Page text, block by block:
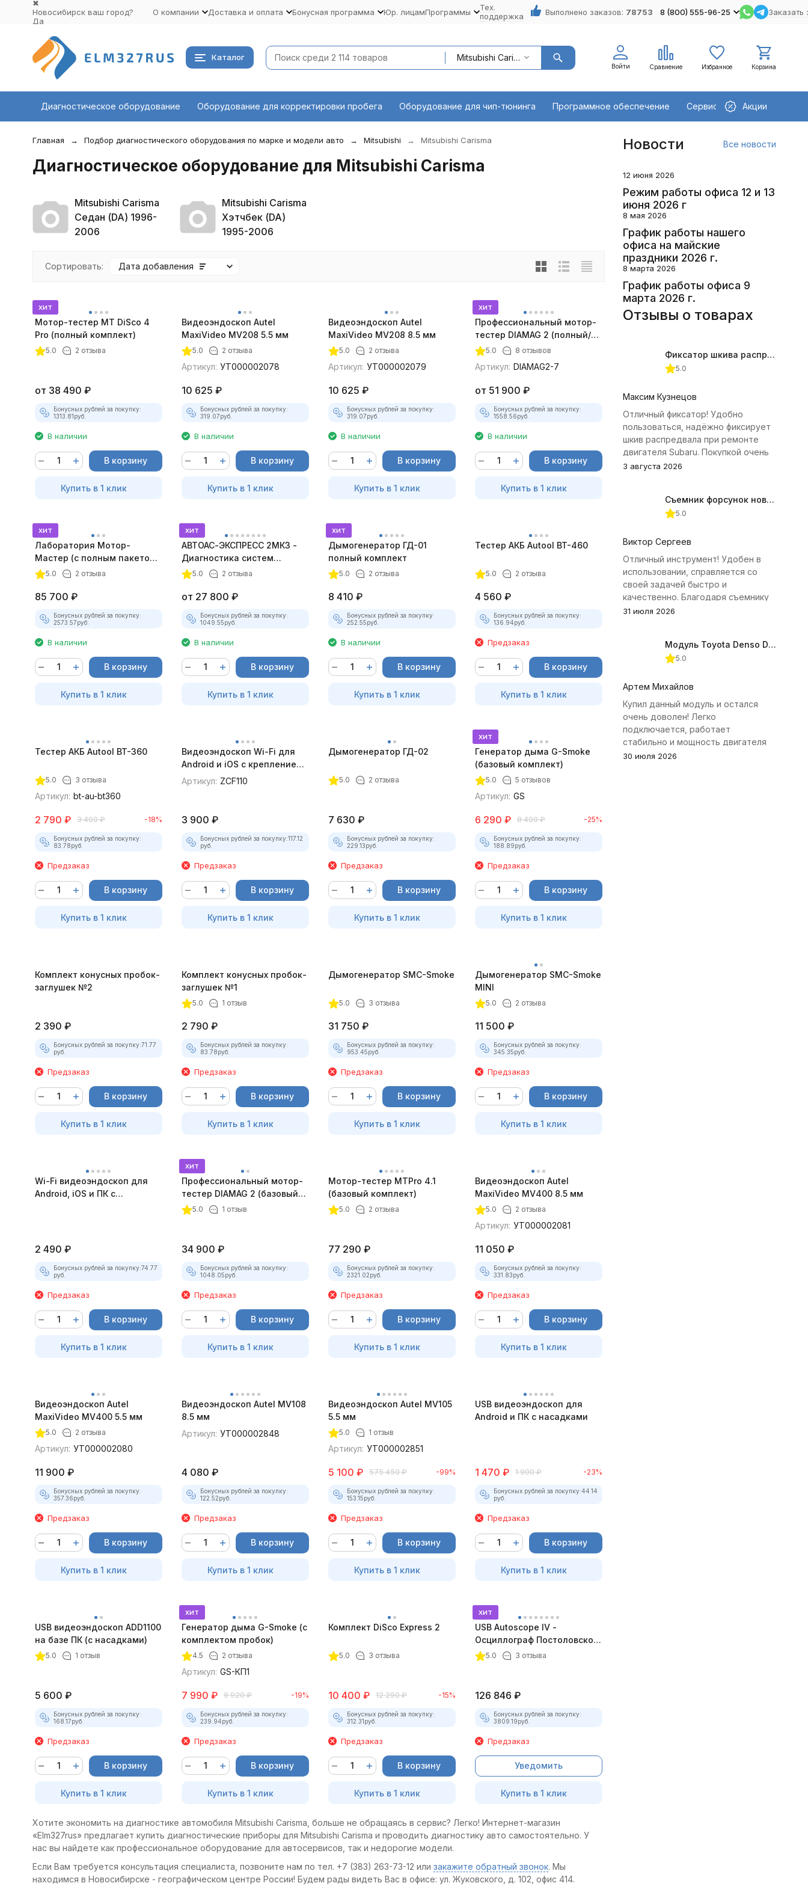
✖
Новосибирск ваш город?
Да
О компании Доставка и оплата Бонусная программа Юр. лицамПрограммы
Тех.
поддержка
Выполнено заказов: 78753 8 (800) 555-96-25 Заказать
Каталог Mitsubishi Carisma
Войти Сравнение Избранное Корзина
Диагностическое оборудование Оборудование для корректировки пробега Оборудование для чип-тюнинга Программное обеспечение Сервисное оборудование
Акции
Главная Подбор диагностического оборудования по марке и модели авто Mitsubishi Mitsubishi Carisma
Диагностическое оборудование для Mitsubishi Carisma
Mitsubishi Carisma
Седан (DA) 1996-
2006
Mitsubishi Carisma
Хэтчбек (DA)
1995-2006
Сортировать: Дата добавления
покупателей
хит
Мотор-тестер MT DiSco 4
Pro (полный комплект)
5.0 2 отзыва
от 38 490 ₽
Бонусных рублей за покупку:
1313.81руб.
В наличии
В корзину
Купить в 1 клик
Видеоэндоскоп Autel
MaxiVideo MV208 5.5 мм
5.0 2 отзыва
Артикул: УТ000002078
10 625 ₽
Бонусных рублей за покупку:
319.07руб.
В наличии
В корзину
Купить в 1 клик
Видеоэндоскоп Autel
MaxiVideo MV208 8.5 мм
5.0 2 отзыва
Артикул: УТ000002079
10 625 ₽
Бонусных рублей за покупку:
319.07руб.
В наличии
В корзину
Купить в 1 клик
хит
Профессиональный мотор-
тестер DIAMAG 2 (полный/
максимальный комплект)
5.0 8 отзывов
Артикул: DIAMAG2-7
от 51 900 ₽
Бонусных рублей за покупку:
1558.56руб.
В наличии
В корзину
Купить в 1 клик
хит
Лаборатория Мотор-
Мастер (с полным пакетом
лицензий)
5.0 2 отзыва
85 700 ₽
Бонусных рублей за покупку:
2573.57руб.
В наличии
В корзину
Купить в 1 клик
хит
АВТОАС-ЭКСПРЕСС 2МК3 -
Диагностика систем
зажигания
5.0 2 отзыва
от 27 800 ₽
Бонусных рублей за покупку:
1049.55руб.
В наличии
В корзину
Купить в 1 клик
хит
Дымогенератор ГД-01
полный комплект
5.0 2 отзыва
8 410 ₽
Бонусных рублей за покупку:
252.55руб.
В наличии
В корзину
Купить в 1 клик
Тестер АКБ Autool BT-460
5.0 2 отзыва
4 560 ₽
Бонусных рублей за покупку:
136.94руб.
Предзаказ
В корзину
Купить в 1 клик
Тестер АКБ Autool BT-360
5.0 3 отзыва
Артикул: bt-au-bt360
2 790 ₽ 3 400 ₽ -18%
Бонусных рублей за покупку:
83.78руб.
Предзаказ
В корзину
Купить в 1 клик
Видеоэндоскоп Wi-Fi для
Android и iOS с креплением
для смартфона
Артикул: ZCF110
3 900 ₽
Бонусных рублей за покупку:117.12
руб.
Предзаказ
В корзину
Купить в 1 клик
Дымогенератор ГД-02
5.0 2 отзыва
7 630 ₽
Бонусных рублей за покупку:
229.13руб.
Предзаказ
В корзину
Купить в 1 клик
хит
Генератор дыма G-Smoke
(базовый комплект)
5.0 5 отзывов
Артикул: GS
6 290 ₽ 8 400 ₽ -25%
Бонусных рублей за покупку:
188.89руб.
Предзаказ
В корзину
Купить в 1 клик
Комплект конусных пробок-
заглушек №2
2 390 ₽
Бонусных рублей за покупку:71.77
руб.
Предзаказ
В корзину
Купить в 1 клик
Комплект конусных пробок-
заглушек №1
5.0 1 отзыв
2 790 ₽
Бонусных рублей за покупку:
83.78руб.
Предзаказ
В корзину
Купить в 1 клик
Дымогенератор SMC-Smoke
5.0 3 отзыва
31 750 ₽
Бонусных рублей за покупку:
953.45руб.
Предзаказ
В корзину
Купить в 1 клик
Дымогенератор SMC-Smoke
MINI
5.0 2 отзыва
11 500 ₽
Бонусных рублей за покупку:
345.35руб.
Предзаказ
В корзину
Купить в 1 клик
Wi-Fi видеоэндоскоп для
Android, iOS и ПК с
2 490 ₽
Бонусных рублей за покупку:74.77
руб.
Предзаказ
В корзину
Купить в 1 клик
хит
Профессиональный мотор-
тестер DIAMAG 2 (базовый
комплект)
5.0 1 отзыв
34 900 ₽
Бонусных рублей за покупку:
1048.05руб.
Предзаказ
В корзину
Купить в 1 клик
Мотор-тестер MTPro 4.1
(базовый комплект)
5.0 2 отзыва
77 290 ₽
Бонусных рублей за покупку:
2321.02руб.
Предзаказ
В корзину
Купить в 1 клик
Видеоэндоскоп Autel
MaxiVideo MV400 8.5 мм
5.0 2 отзыва
Артикул: УТ000002081
11 050 ₽
Бонусных рублей за покупку:
331.83руб.
Предзаказ
В корзину
Купить в 1 клик
Видеоэндоскоп Autel
MaxiVideo MV400 5.5 мм
5.0 2 отзыва
Артикул: УТ000002080
11 900 ₽
Бонусных рублей за покупку:
357.36руб.
Предзаказ
В корзину
Купить в 1 клик
Видеоэндоскоп Autel MV108
8.5 мм
Артикул: УТ000002848
4 080 ₽
Бонусных рублей за покупку:
122.52руб.
Предзаказ
В корзину
Купить в 1 клик
Видеоэндоскоп Autel MV105
5.5 мм
5.0 1 отзыв
Артикул: УТ000002851
5 100 ₽ 575 450 ₽ -99%
Бонусных рублей за покупку:
153.15руб.
Предзаказ
В корзину
Купить в 1 клик
USB видеоэндоскоп для
Android и ПК с насадками
1 470 ₽ 1 900 ₽ -23%
Бонусных рублей за покупку:44.14
руб.
Предзаказ
В корзину
Купить в 1 клик
USB видеоэндоскоп ADD1100
на базе ПК (с насадками)
5.0 1 отзыв
5 600 ₽
Бонусных рублей за покупку:
168.17руб.
Предзаказ
В корзину
Купить в 1 клик
хит
Генератор дыма G-Smoke (c
комплектом пробок)
4.5 2 отзыва
Артикул: GS-КП1
7 990 ₽ 9 920 ₽ -19%
Бонусных рублей за покупку:
239.94руб.
Предзаказ
В корзину
Купить в 1 клик
Комплект DiSco Express 2
5.0 3 отзыва
10 400 ₽ 12 290 ₽ -15%
Бонусных рублей за покупку:
312.31руб.
Предзаказ
В корзину
Купить в 1 клик
хит
USB Autoscope IV -
Осциллограф Постоловского
4 (полный комплект)
5.0 3 отзыва
126 846 ₽
Бонусных рублей за покупку:
3809.19руб.
Предзаказ
Уведомить
Купить в 1 клик
Хотите экономить на диагностике автомобиля Mitsubishi Carisma, больше не обращаясь в сервис? Легко! Интернет-магазин
«Elm327rus» предлагает купить диагностические приборы для Mitsubishi Carisma и проводить диагностику авто самостоятельно. У
нас вы найдете как профессиональное оборудование для автосервисов, так и недорогие модели.
Если Вам требуется консультация специалиста, позвоните нам по тел. +7 (383) 263-73-12 или закажите обратный звонок. Мы
находимся в Новосибирске - географическом центре России! Будем рады видеть Вас в офисе: ул. Жуковского, д. 102, офис 414.
Новости Все новости
12 июня 2026
Режим работы офиса 12 и 13
июня 2026 г
8 мая 2026
График работы нашего
офиса на майские
праздники 2026 г.
8 марта 2026
График работы офиса 9
марта 2026 г.
Отзывы о товарах
Фиксатор шкива распредвала (Subaru) JTC-4409
5.0
Максим Кузнецов
Отличный фиксатор! Удобно
пользоваться, надёжно фиксирует
шкив распредвала при ремонте
двигателя Subaru. Покупкой очень
доволен.
3 августа 2026
Съемник форсунок новых дизельных двигателей Jonnesway
5.0
Виктор Сергеев
Отличный инструмент! Удобен в
использовании, справляется со
своей задачей быстро и
качественно. Благодаря съемнику
удалось избежать лишних хлопот с
31 июля 2026
Модуль Toyota Denso Diesel 2.8D для ChipTuningPRO
5.0
Артем Михайлов
Купил данный модуль и остался
очень доволен! Легко
подключается, работает
стабильно и мощность двигателя
заметно увеличилась. Рекомендую
30 июля 2026